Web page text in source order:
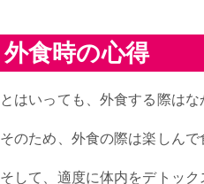
外食時の心得
とはいっても、外食する際は
そのため、外食の際は楽しん
そして、適度に体内をデトッ